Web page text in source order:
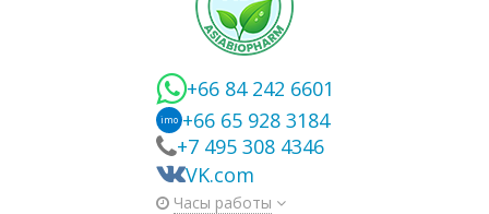
+66 84 242 6601
imo +66 65 928 3184
+7 495 308 4346
VK.com
Часы работы